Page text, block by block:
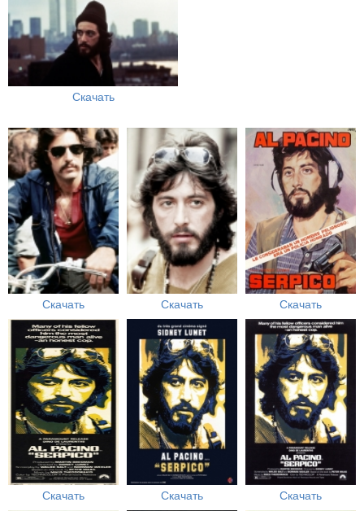
Скачать
Скачать Скачать Скачать
Скачать Скачать Скачать